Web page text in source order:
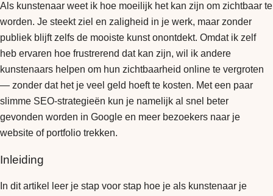
Als kunstenaar weet ik hoe moeilijk het kan zijn om zichtbaar te
worden. Je steekt ziel en zaligheid in je werk, maar zonder
publiek blijft zelfs de mooiste kunst onontdekt. Omdat ik zelf
heb ervaren hoe frustrerend dat kan zijn, wil ik andere
kunstenaars helpen om hun zichtbaarheid online te vergroten
— zonder dat het je veel geld hoeft te kosten. Met een paar
slimme SEO-strategieën kun je namelijk al snel beter
gevonden worden in Google en meer bezoekers naar je
website of portfolio trekken.
Inleiding
In dit artikel leer je stap voor stap hoe je als kunstenaar je